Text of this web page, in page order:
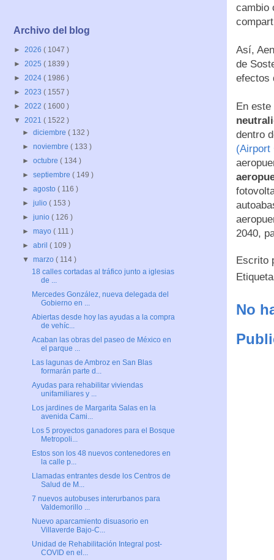
cambio
Así,
de
efectos
En
dentro
(Airport
2040,
Escrito
No
Archivo del blog
► 2026 ( 1047 )
► 2025 ( 1839 )
► 2024 ( 1986 )
► 2023 ( 1557 )
► 2022 ( 1600 )
▼ 2021 ( 1522 )
►diciembre( 132 )
►noviembre( 133 )
►octubre( 134 )
►septiembre( 149 )
►agosto( 116 )
►julio( 153 )
►junio( 126 )
►mayo( 111 )
►abril( 109 )
▼marzo( 114 )
18 calles cortadas al tráfico junto a iglesias
de ...
Mercedes González, nueva delegada del
Gobierno en ...
Abiertas desde hoy las ayudas a la compra
de vehíc...
Acaban las obras del paseo de México en
el parque ...
Las lagunas de Ambroz en San Blas
formarán parte d...
Ayudas para rehabilitar viviendas
unifamiliares y ...
Los jardines de Margarita Salas en la
avenida Cami...
Los 5 proyectos ganadores para el Bosque
Metropoli...
Estos son los 48 nuevos contenedores en
la calle p...
Llamadas entrantes desde los Centros de
Salud de M...
7 nuevos autobuses interurbanos para
Valdemorillo ...
Nuevo aparcamiento disuasorio en
Villaverde Bajo-C...
Unidad de Rehabilitación Integral post-
COVID en el...